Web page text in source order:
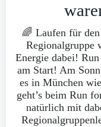
🌈 Laufen für
Energie dabei!
am Start! Am
es in München
geht’s beim Run
natürlich mit